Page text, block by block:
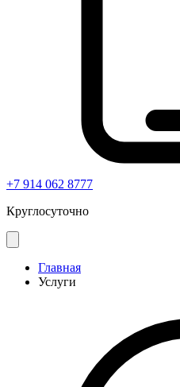
+7 914 062 8777
Круглосуточно
Главная
Услуги